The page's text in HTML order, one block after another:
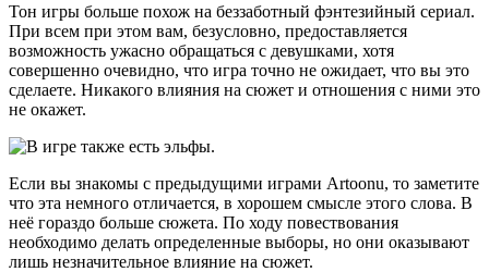
Тон игры больше похож на беззаботный фэнтезийный сериал.
При всем при этом вам, безусловно, предоставляется
возможность ужасно обращаться с девушками, хотя
совершенно очевидно, что игра точно не ожидает, что вы это
сделаете. Никакого влияния на сюжет и отношения с ними это
не окажет.
Если вы знакомы с предыдущими играми Artoonu, то заметите
что эта немного отличается, в хорошем смысле этого слова. В
неё гораздо больше сюжета. По ходу повествования
необходимо делать определенные выборы, но они оказывают
лишь незначительное влияние на сюжет.